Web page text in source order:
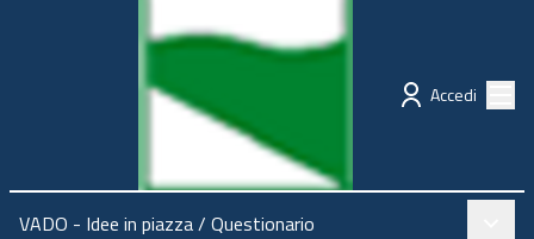
Regione Emilia-Romagna Partecipazione
Accedi
VADO - Idee in piazza/ Questionario